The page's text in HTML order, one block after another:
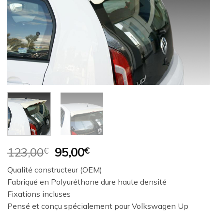
123,00€
Le
prix
initial
était :
123,00€.
95,00€Le
prix
actuel
est :
Qualité constructeur (OEM)
Fabriqué en Polyuréthane dure haute densité
Fixations incluses
Pensé et conçu spécialement pour Volkswagen Up